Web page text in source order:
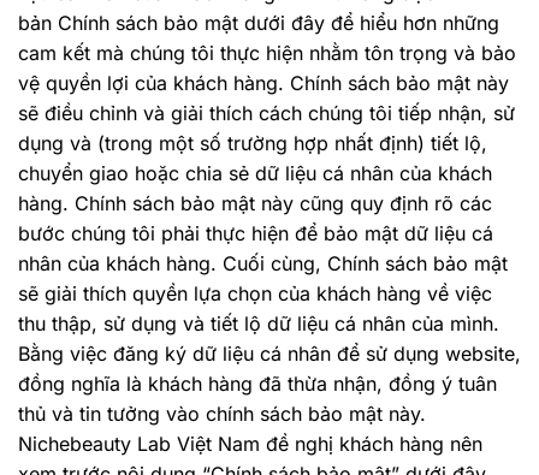
bản Chính sách bảo mật dưới đây để hiểu hơn những
cam kết mà chúng tôi thực hiện nhằm tôn trọng và bảo
vệ quyền lợi của khách hàng. Chính sách bảo mật này
sẽ điều chỉnh và giải thích cách chúng tôi tiếp nhận, sử
dụng và (trong một số trường hợp nhất định) tiết lộ,
chuyển giao hoặc chia sẻ dữ liệu cá nhân của khách
hàng. Chính sách bảo mật này cũng quy định rõ các
bước chúng tôi phải thực hiện để bảo mật dữ liệu cá
nhân của khách hàng. Cuối cùng, Chính sách bảo mật
sẽ giải thích quyền lựa chọn của khách hàng về việc
thu thập, sử dụng và tiết lộ dữ liệu cá nhân của mình.
Bằng việc đăng ký dữ liệu cá nhân để sử dụng website,
đồng nghĩa là khách hàng đã thừa nhận, đồng ý tuân
thủ và tin tưởng vào chính sách bảo mật này.
Nichebeauty Lab Việt Nam đề nghị khách hàng nên